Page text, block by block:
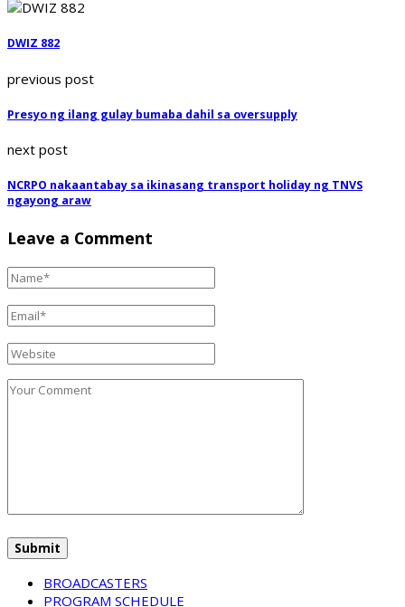
DWIZ 882
previous post
Presyo ng ilang gulay bumaba dahil sa oversupply
next post
NCRPO nakaantabay sa ikinasang transport holiday ng TNVS
ngayong araw
Leave a Comment
BROADCASTERS
PROGRAM SCHEDULE